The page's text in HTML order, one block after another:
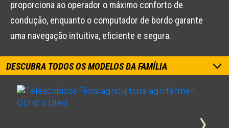
proporciona ao operador o máximo conforto de
condução, enquanto o computador de bordo garante
uma navegação intuitiva, eficiente e segura.
DESCUBRA TODOS OS MODELOS DA FAMÍLIA